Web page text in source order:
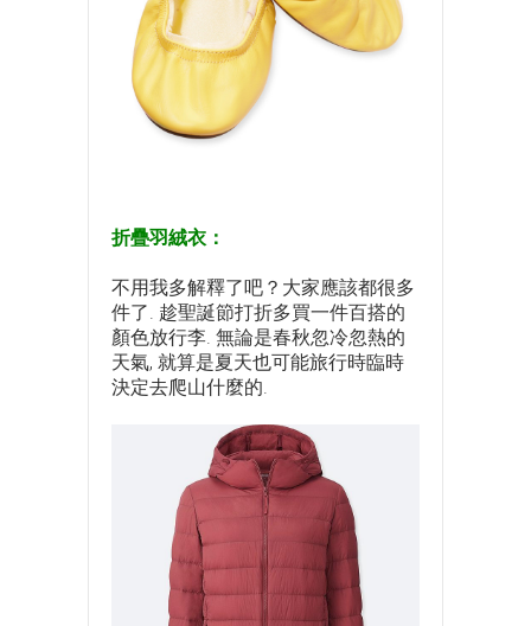
折疊羽絨衣：
不用我多解釋了吧？大家應該都很多
件了. 趁聖誕節打折多買一件百搭的
顏色放行李. 無論是春秋忽冷忽熱的
天氣, 就算是夏天也可能旅行時臨時
決定去爬山什麼的.